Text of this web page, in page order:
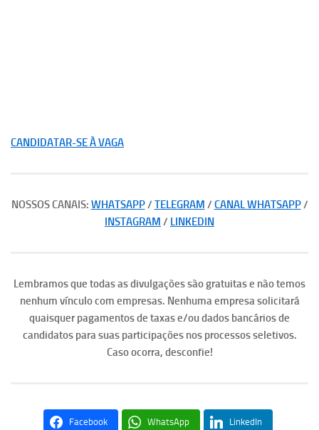
CANDIDATAR-SE À VAGA
NOSSOS CANAIS: WHATSAPP/ TELEGRAM / CANAL WHATSAPP/
INSTAGRAM / LINKEDIN
Lembramos que todas as divulgações são gratuitas e não temos
nenhum vínculo com empresas. Nenhuma empresa solicitará
quaisquer pagamentos de taxas e/ou dados bancários de
candidatos para suas participações nos processos seletivos.
Caso ocorra, desconfie!
Facebook WhatsApp LinkedIn